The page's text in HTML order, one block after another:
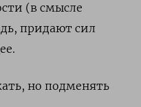
(в смысле
придают сил
но подменять